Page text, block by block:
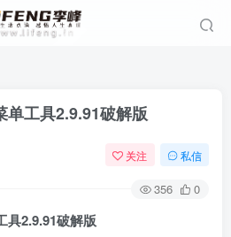
工具2.9.91破解版
关注 私信
356 0
2.9.91破解版